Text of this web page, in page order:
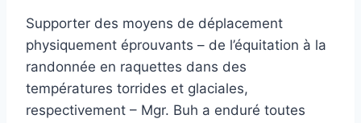
Supporter des moyens de déplacement
physiquement éprouvants – de l’équitation à la
randonnée en raquettes dans des
températures torrides et glaciales,
respectivement – ​​Mgr. Buh a enduré toutes